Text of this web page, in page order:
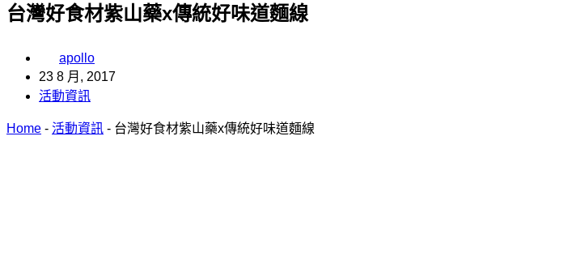
台灣好食材紫山藥x傳統好味道麵線
apollo
23 8 月, 2017
活動資訊
Home - 活動資訊 - 台灣好食材紫山藥x傳統好味道麵線